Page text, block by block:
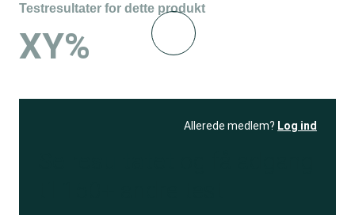
Testresultater for dette produkt
XY%
Allerede medlem? Log ind